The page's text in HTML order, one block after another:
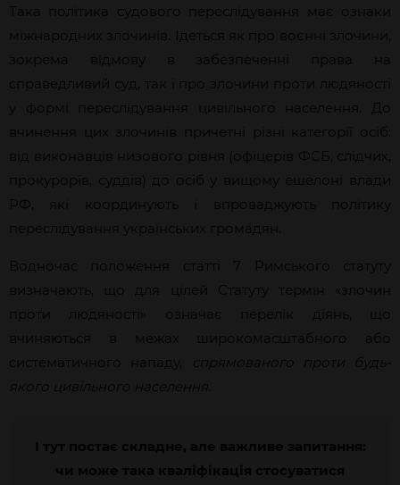
Така політика судового переслідування має ознаки
міжнародних злочинів. Ідеться як про воєнні злочини,
зокрема відмову в забезпеченні права на
справедливий суд, так і про злочини проти людяності
у формі переслідування цивільного населення. До
вчинення цих злочинів причетні різні категорії осіб:
від виконавців низового рівня (офіцерів ФСБ, слідчих,
прокурорів, суддів) до осіб у вищому ешелоні влади
РФ, які координують і впроваджують політику
переслідування українських громадян.
Водночас положення статті 7 Римського статуту
визначають, що для цілей Статуту термін «злочин
проти людяності» означає перелік діянь, що
вчиняються в межах широкомасштабного або
систематичного нападу,
спрямованого проти будь-
якого цивільного населення
І тут постає складне, але важливе запитання:
чи може така кваліфікація стосуватися